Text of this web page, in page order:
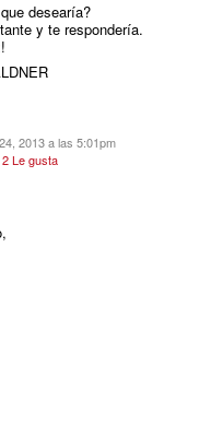
desearía?
y te respondería.
2013 a las 5:01pm
2Le gusta